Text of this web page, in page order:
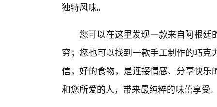
独特风味。
您可以在这里发现一款来自阿根廷
穷；您也可以找到一款手工制作的巧
信，好的食物，是连接情感、分享快
和您所爱的人，带来最纯粹的味蕾享受